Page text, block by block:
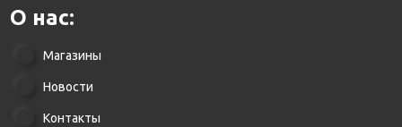
О нас:
Магазины
Новости
Контакты